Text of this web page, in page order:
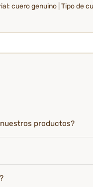
cuero genuino | Tipo
productos?